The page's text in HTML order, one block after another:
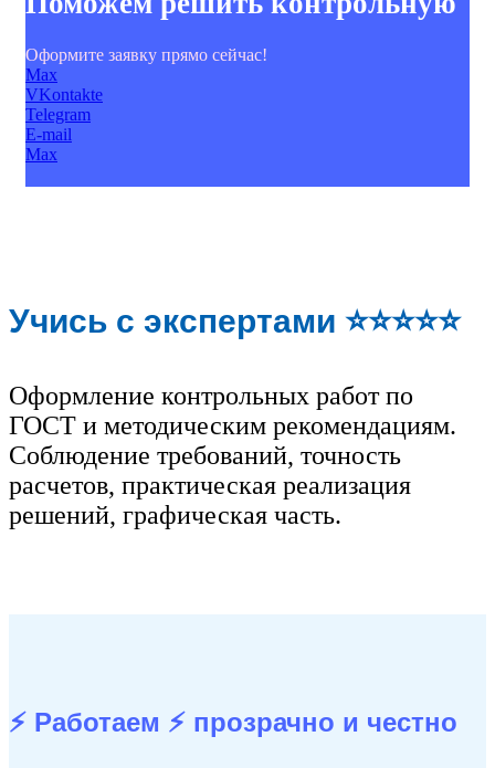
Оформите заявку прямо сейчас!
Max
VKontakte
Telegram
E-mail
Max
Учись с экспертами ⭐⭐⭐⭐⭐
Оформление контрольных работ по
ГОСТ и методическим рекомендациям.
Соблюдение требований, точность
расчетов, практическая реализация
решений, графическая часть.
⚡ Работаем ⚡ прозрачно и честно